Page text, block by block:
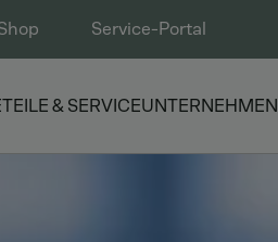
Service-Portal
TEILE & SERVICEUNTERNEHMEN